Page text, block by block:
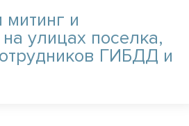
и
улицах поселка,
ГИБДД и